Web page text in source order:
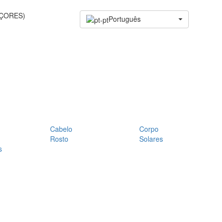
Português
Cabelo
Corpo
Rosto
Solares